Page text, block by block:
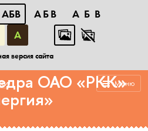
АБB АБB
АБB
А
версия сайта
Меню
инженерии
ОАО «РКК»